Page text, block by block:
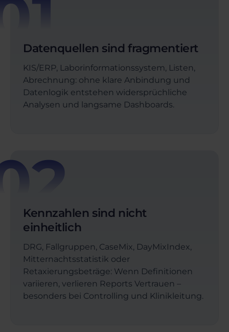
Datenquellen sind fragmentiert
KIS/ERP, Laborinformationssystem, Listen,
Abrechnung: ohne klare Anbindung und
Datenlogik entstehen widersprüchliche
Analysen und langsame Dashboards.
Kennzahlen sind nicht
einheitlich
DRG, Fallgruppen, CaseMix, DayMixIndex,
Mitternachtsstatistik oder
Retaxierungsbeträge: Wenn Definitionen
variieren, verlieren Reports Vertrauen –
besonders bei Controlling und Klinikleitung.